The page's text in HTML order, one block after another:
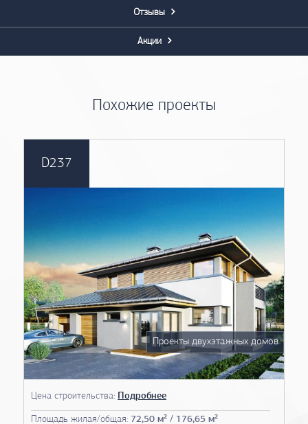
Отзывы
Акции
Похожие проекты
D237
Цена строительства: Подробнее
Площадь жилая/общая: 72,50 м² / 176,65 м²
Проекты двухэтажных домов